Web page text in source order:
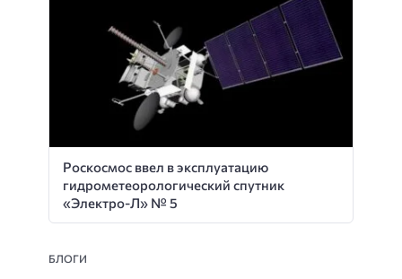
Роскосмос ввел в эксплуатацию
гидрометеорологический спутник
«Электро-Л» № 5
БЛОГИ